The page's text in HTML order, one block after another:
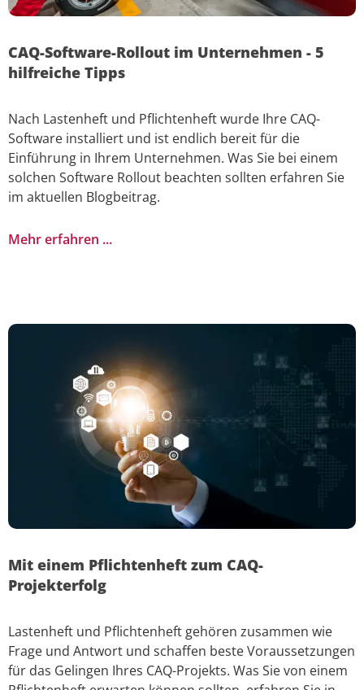
CAQ-Software-Rollout im Unternehmen - 5
hilfreiche Tipps
Nach Lastenheft und Pflichtenheft wurde Ihre CAQ-
Software installiert und ist endlich bereit für die
Einführung in Ihrem Unternehmen. Was Sie bei einem
solchen Software Rollout beachten sollten erfahren Sie
im aktuellen Blogbeitrag.
Mehr erfahren ...
Mit einem Pflichtenheft zum CAQ-
Projekterfolg
Lastenheft und Pflichtenheft gehören zusammen wie
Frage und Antwort und schaffen beste Voraussetzungen
für das Gelingen Ihres CAQ-Projekts. Was Sie von einem